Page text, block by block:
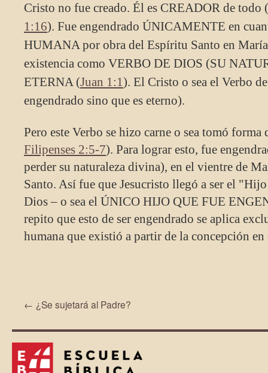
Cristo no fue creado. Él es CREADOR de todo (
1:16). Fue engendrado ÚNICAMENTE en
HUMANA por obra del Espíritu Santo en
existencia como VERBO DE DIOS (SU
ETERNA (Juan 1:1). El Cristo o sea el Verbo
engendrado sino que es eterno).
Pero este Verbo se hizo carne o sea tomó
Filipenses 2:5-7). Para lograr esto, fue
perder su naturaleza divina), en el vientre de
Santo. Así fue que Jesucristo llegó a ser el
Dios – o sea el ÚNICO HIJO QUE FUE
repito que esto de ser engendrado se aplica
humana que existió a partir de la concepción
← ¿Se sujetará al Padre?